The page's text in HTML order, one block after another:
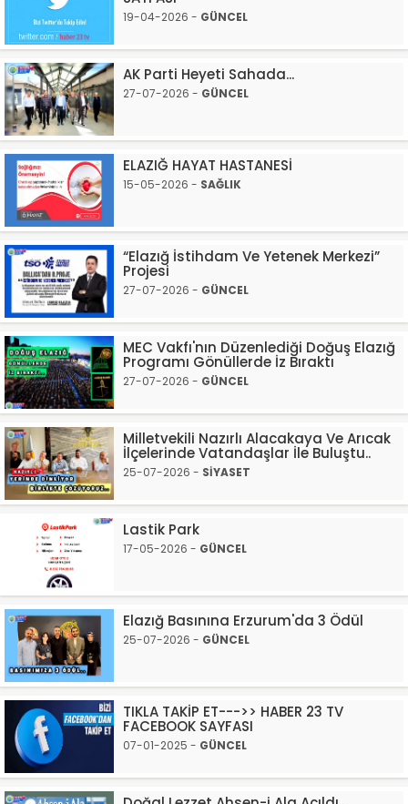
19-04-2026 - GÜNCEL
AK Parti Heyeti Sahada...
27-07-2026 - GÜNCEL
ELAZIĞ HAYAT HASTANESİ
15-05-2026 - SAĞLIK
“Elazığ İstihdam Ve Yetenek Merkezi”
Projesi
27-07-2026 - GÜNCEL
MEC Vakfı'nın Düzenlediği Doğuş Elazığ
Programı Gönüllerde İz Bıraktı
27-07-2026 - GÜNCEL
Milletvekili Nazırlı Alacakaya Ve Arıcak
İlçelerinde Vatandaşlar İle Buluştu..
25-07-2026 - SİYASET
Lastik Park
17-05-2026 - GÜNCEL
Elazığ Basınına Erzurum'da 3 Ödül
25-07-2026 - GÜNCEL
TIKLA TAKİP ET--->> HABER 23 TV
FACEBOOK SAYFASI
07-01-2025 - GÜNCEL